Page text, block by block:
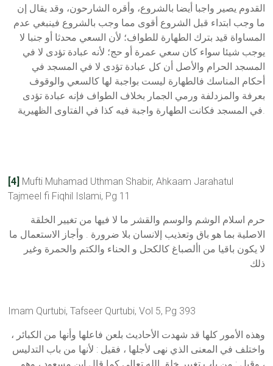
القدوم يصير واجبا أيضا بالشروع، وأقره الشارحون، وقد يقال إن
ما وجب ابتداء قبل الشروع أقوى مما وجب بالشروع فينبغي عدم
المساواة قيد بترك الطهارة للطواف؛ لأن السعي محدثا أو جنبا لا
يوجب شيئا سواء كان سعي عمرة أو حج؛ لأنه عبادة تؤدى لا في
المسجد الحرام والأصل أن كل عبادة تؤدى لا في المسجد في
أحكام المناسك فالطهارة ليست بواجبة لها كالسعي والوقوف
بعرفة والمزدلفة ورمي الجمار بخلاف الطواف فإنه عبادة تؤدى
في المسجد فكانت الطهارة واجبة فيه كذا في الفتاوى الظهيرية.
[4] Mufti Muhamad Uthman Shabir, Ahkaam Jarahatul
Tajmeel fi Fiqhil Islami, Pg 11
حرم اسلام الوشم والوسم والقشر ما لا فيها من تغيير الخلقة
الاصلية بما هو باق وتعذيب إلانسان بلا ضرورة . وأجاز الاستعمال ما
لا يكون باقيا من األصباغ كالكحل و الحناء والكتم والحمرة وغير
ذلك
Imam Qurtubi, Tafseer Qurtubi, Vol 5, Pg 393
وهذه الأمور كلها قد شهدت الأحاديث بلعن فاعلها وأنها من الكبائر ،
واختلف في المعنى الذي نهى لأجلها ، فقيل : لأنها من باب التدليس